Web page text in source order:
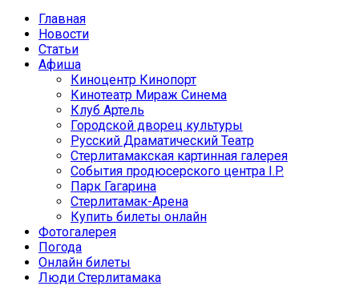
Главная
Новости
Статьи
Афиша
Киноцентр Кинопорт
Кинотеатр Мираж Синема
Клуб Артель
Городской дворец культуры
Русский Драматический Театр
Стерлитамакская картинная галерея
События продюсерского центра I.P.
Парк Гагарина
Стерлитамак-Арена
Купить билеты онлайн
Фотогалерея
Погода
Онлайн билеты
Люди Стерлитамака